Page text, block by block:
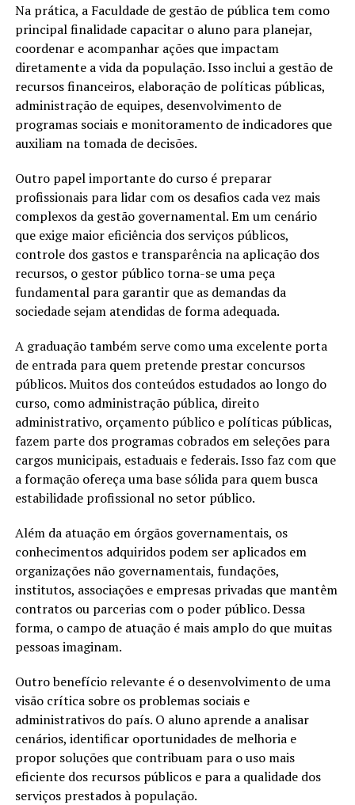
Na prática, a Faculdade de gestão de pública tem como
principal finalidade capacitar o aluno para planejar,
coordenar e acompanhar ações que impactam
diretamente a vida da população. Isso inclui a gestão de
recursos financeiros, elaboração de políticas públicas,
administração de equipes, desenvolvimento de
programas sociais e monitoramento de indicadores que
auxiliam na tomada de decisões.
Outro papel importante do curso é preparar
profissionais para lidar com os desafios cada vez mais
complexos da gestão governamental. Em um cenário
que exige maior eficiência dos serviços públicos,
controle dos gastos e transparência na aplicação dos
recursos, o gestor público torna-se uma peça
fundamental para garantir que as demandas da
sociedade sejam atendidas de forma adequada.
A graduação também serve como uma excelente porta
de entrada para quem pretende prestar concursos
públicos. Muitos dos conteúdos estudados ao longo do
curso, como administração pública, direito
administrativo, orçamento público e políticas públicas,
fazem parte dos programas cobrados em seleções para
cargos municipais, estaduais e federais. Isso faz com que
a formação ofereça uma base sólida para quem busca
estabilidade profissional no setor público.
Além da atuação em órgãos governamentais, os
conhecimentos adquiridos podem ser aplicados em
organizações não governamentais, fundações,
institutos, associações e empresas privadas que mantêm
contratos ou parcerias com o poder público. Dessa
forma, o campo de atuação é mais amplo do que muitas
pessoas imaginam.
Outro benefício relevante é o desenvolvimento de uma
visão crítica sobre os problemas sociais e
administrativos do país. O aluno aprende a analisar
cenários, identificar oportunidades de melhoria e
propor soluções que contribuam para o uso mais
eficiente dos recursos públicos e para a qualidade dos
serviços prestados à população.